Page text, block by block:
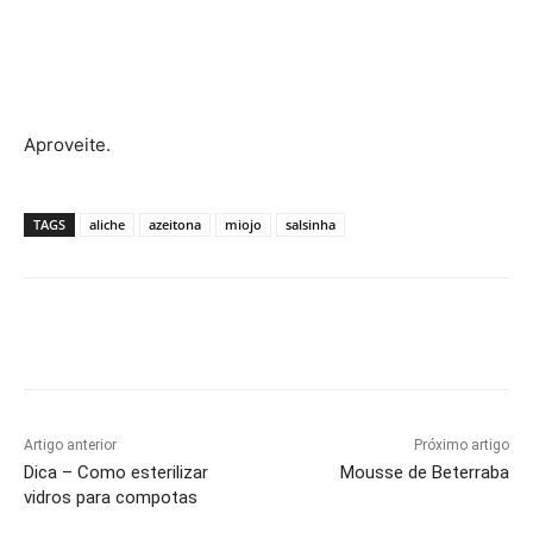
Aproveite.
TAGS aliche azeitona miojo salsinha
Artigo anterior
Dica – Como esterilizar
vidros para compotas
Próximo artigo
Mousse de Beterraba